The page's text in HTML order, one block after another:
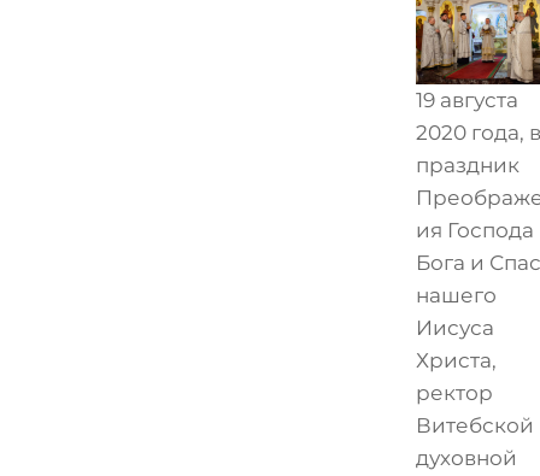
19 августа
2020 года, в
праздник
ия Господа
Бога и
нашего
Иисуса
Христа,
ректор
Витебской
духовной